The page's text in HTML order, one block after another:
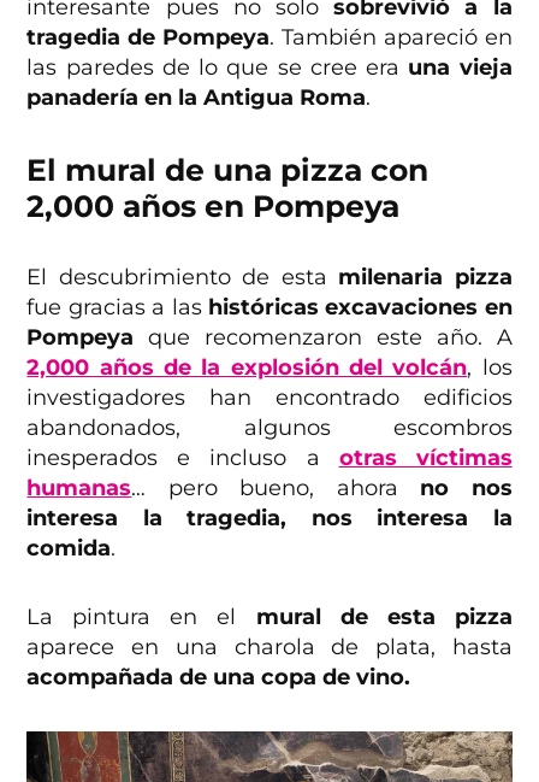
interesante pues no solosobrevivió a la
tragedia de Pompeya. También apareció en
las paredes de lo que se cree era una vieja
panadería en la Antigua Roma.
El mural de una pizza con
2,000 años en Pompeya
El descubrimiento de esta milenaria pizza
fue gracias a las históricas excavaciones en
Pompeyaque recomenzaron este año. A
2,000 años de la explosión del volcán, los
investigadores han encontrado edificios
abandonados, algunos escombros
inesperados e incluso a
otras víctimas
humanas… pero bueno, ahora no nos
interesa la tragedia, nos interesa la
comida.
La pintura en el mural de esta pizza
aparece en una charola de plata, hasta
acompañada de una copa de vino.